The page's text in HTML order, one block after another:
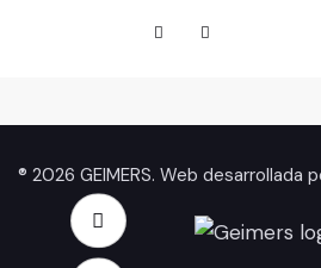
® 2026 GEIMERS. Web desarrollada